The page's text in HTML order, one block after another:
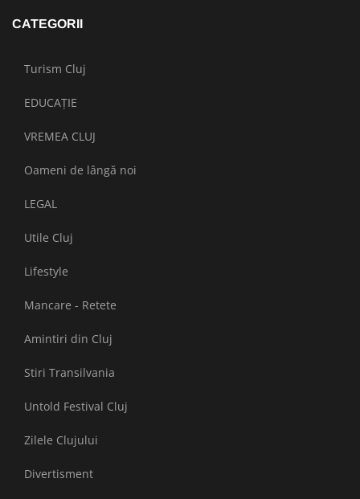
CATEGORII
Turism Cluj
EDUCAȚIE
VREMEA CLUJ
Oameni de lângă noi
LEGAL
Utile Cluj
Lifestyle
Mancare - Retete
Amintiri din Cluj
Stiri Transilvania
Untold Festival Cluj
Zilele Clujului
Divertisment